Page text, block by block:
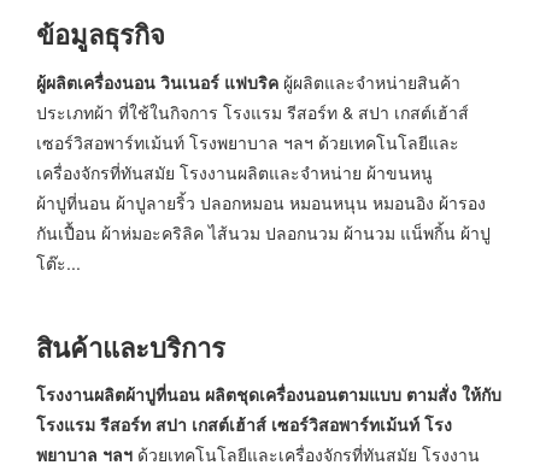
ข้อมูลธุรกิจ
ผู้ผลิตเครื่องนอน วินเนอร์ แฟบริค ผู้ผลิตและจำหน่ายสินค้า
ประเภทผ้า ที่ใช้ในกิจการ โรงแรม รีสอร์ท & สปา เกสต์เฮ้าส์
เซอร์วิสอพาร์ทเม้นท์ โรงพยาบาล ฯลฯ ด้วยเทคโนโลยีและ
เครื่องจักรที่ทันสมัย โรงงานผลิตและจำหน่าย ผ้าขนหนู
ผ้าปูที่นอน ผ้าปูลายริ้ว ปลอกหมอน หมอนหนุน หมอนอิง ผ้ารอง
กันเปื้อน ผ้าห่มอะคริลิค ไส้นวม ปลอกนวม ผ้านวม แน็พกิ้น ผ้าปู
โต๊ะ...
สินค้าและบริการ
โรงงานผลิตผ้าปูที่นอน ผลิตชุดเครื่องนอนตามแบบ ตามสั่ง ให้กับ
โรงแรม รีสอร์ท สปา เกสต์เฮ้าส์ เซอร์วิสอพาร์ทเม้นท์ โรง
พยาบาล ฯลฯ ด้วยเทคโนโลยีและเครื่องจักรที่ทันสมัย โรงงาน